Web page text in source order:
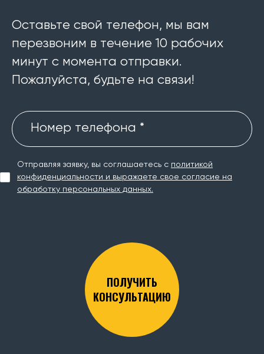
Оставьте свой телефон, мы вам
перезвоним в течение 10 рабочих
минут с момента отправки.
Пожалуйста, будьте на связи!
Номер телефона *
Отправляя заявку, вы соглашаетесь с политикой
конфиденциальности и выражаете свое согласие на
обработку персональных данных.
ПОЛУЧИТЬ
КОНСУЛЬТАЦИЮ